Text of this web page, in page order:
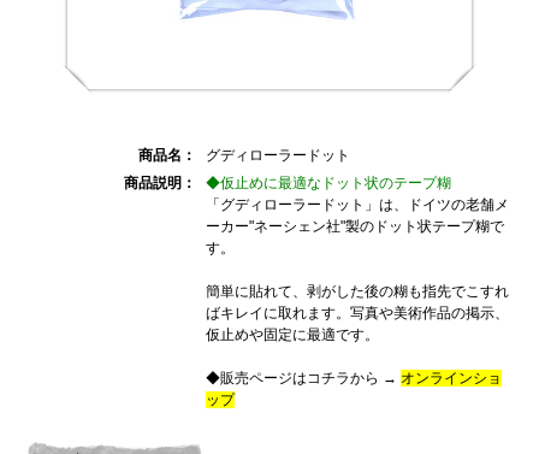
商品名：
グディローラードット
商品説明：
◆仮止めに最適なドット状のテープ糊
「グディローラードット」は、ドイツの老舗メ
ーカー"ネーシェン社"製のドット状テープ糊で
す。
簡単に貼れて、剥がした後の糊も指先でこすれ
ばキレイに取れます。写真や美術作品の掲示、
仮止めや固定に最適です。
◆販売ページはコチラから → オンラインショ
ップ